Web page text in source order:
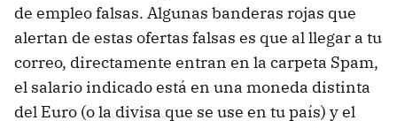
de empleo falsas. Algunas banderas rojas que
alertan de estas ofertas falsas es que al llegar a tu
correo, directamente entran en la carpeta Spam,
el salario indicado está en una moneda distinta
del Euro (o la divisa que se use en tu país) y el